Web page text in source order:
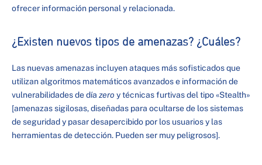
ofrecer información personal y relacionada.
¿Existen nuevos tipos de amenazas? ¿Cuáles?
Las nuevas amenazas incluyen ataques más sofisticados que
utilizan algoritmos matemáticos avanzados e información de
vulnerabilidades de día zero y técnicas furtivas del tipo «Stealth»
[amenazas sigilosas, diseñadas para ocultarse de los sistemas
de seguridad y pasar desapercibido por los usuarios y las
herramientas de detección. Pueden ser muy peligrosos].